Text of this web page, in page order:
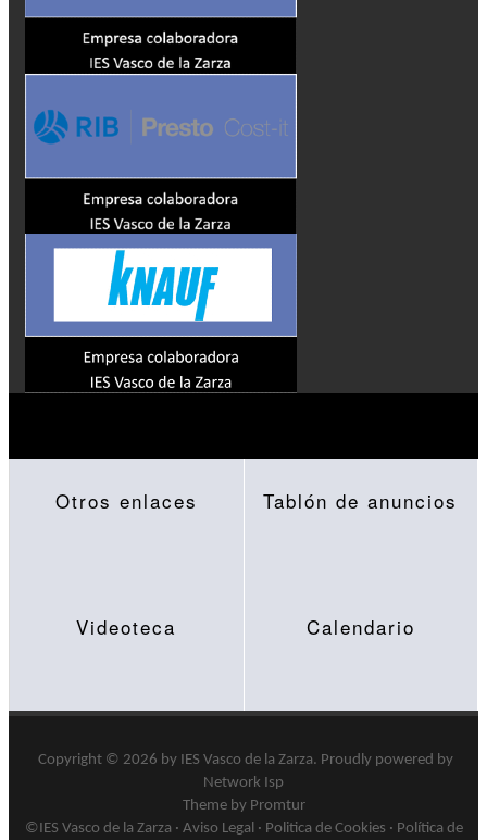
Otros enlaces Tablón de anuncios
Videoteca Calendario
Copyright © 2026 by IES Vasco de la Zarza. Proudly powered by
Network Isp
Theme by Promtur
©IES Vasco de la Zarza · Aviso Legal · Politica de Cookies · Política de